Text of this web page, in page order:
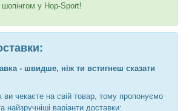
у Hop-Sport!
- швидше, ніж ти встигнеш сказати
ви чекаєте на свій товар, тому пропонуємо
найзручніші варіанти доставки: